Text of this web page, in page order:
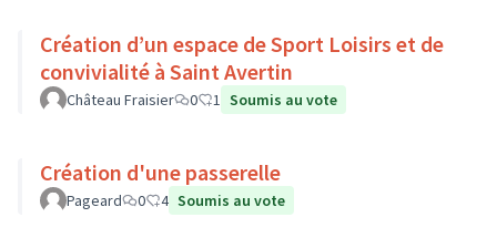
Création d’un espace de Sport Loisirs et de
convivialité à Saint Avertin
Château Fraisier 0 1 Soumis au vote
Création d'une passerelle
Pageard 0 4 Soumis au vote